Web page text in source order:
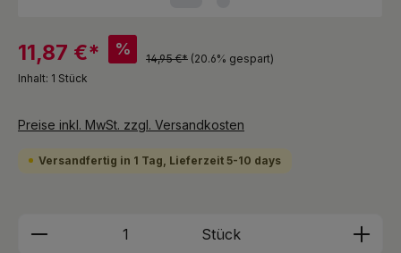
11,87 €* %
14,95 €* (20.6% gespart)
Inhalt: 1 Stück
Preise inkl. MwSt. zzgl. Versandkosten
Versandfertig in 1 Tag, Lieferzeit 5-10 days
Produkt Anzahl: Gib den
Stück